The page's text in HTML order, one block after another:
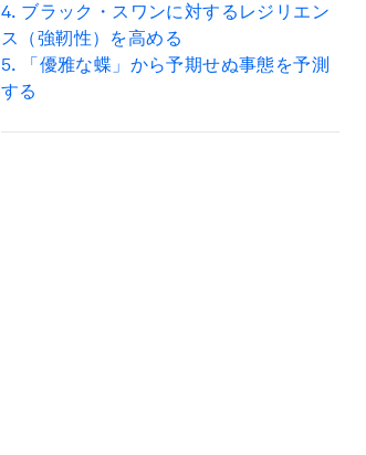
4. ブラック・スワンに対するレジリエン
ス（強靭性）を高める
5.
「優雅な蝶」から予期せぬ事態を予測
する